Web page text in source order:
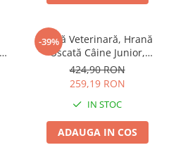
-39%
Dietă Veterinară, Hrană
Uscată Câine Junior,
EXCLUSION Intestinal, Toate
Rasele, Porc și Orez, 12kg
424,90 RON
259,19 RON
IN STOC
ADAUGA IN COS